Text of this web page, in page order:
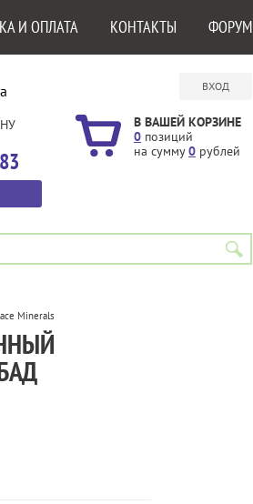
И ОПЛАТА КОНТАКТЫ ФОРУМ
ВХОД
В ВАШЕЙ КОРЗИНЕ
0 позиций
на сумму0 рублей
Minerals